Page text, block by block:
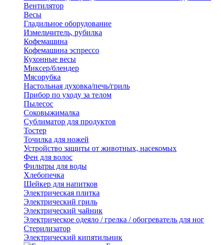
Вентилятор
Весы
Гладильное оборудование
Измельчитель, рубилка
Кофемашина
Кофемашина эспрессо
Кухонные весы
Миксер/блендер
Мясорубка
Настольная духовка/печь/гриль
Прибор по уходу за телом
Пылесос
Соковыжималка
Сублиматор для продуктов
Тостер
Точилка для ножей
Устройство защиты от животных, насекомых
Фен для волос
Фильтры для воды
Хлебопечка
Шейкер для напитков
Электрическая плитка
Электрический гриль
Электрический чайник
Электрическое одеяло / грелка / обогреватель для ног
Стерилизатор
Электрический кипятильник